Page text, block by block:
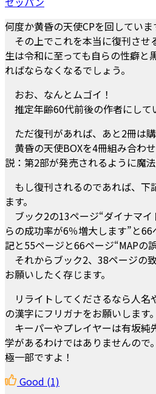
何度か黄昏の天使CPを回していま
その上でこれを本当に復刊させ
生は令和に至っても自らの性癖と
ればならなくなるでしょう。
おお、なんとムゴイ！
推定年齢60代前後の作者にして
ただ復刊があれば、あと2冊は購
黄昏の天使BOXを4冊組み合わ
説：第2部が発売されるように魔
もし復刊されるのであれば、下
ます。
ブック2の13ページ“ダイナマイ
らの成功率が6％増大します”と
記と55ページと66ページ“MAPの
それからブック2、38ページの
お願いしたく存じます。
リライトしてくださるなら人名
の漢字にフリガナをお願いします。
キーパーやプレイヤーは有坂純
学があるわけではありませんので
極一部ですよ！
Good (1)